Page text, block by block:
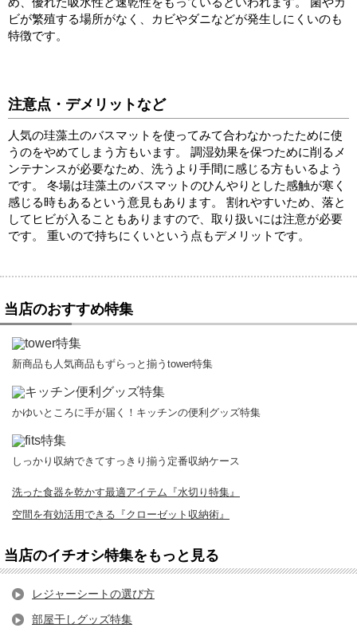
ビが繁殖する場所がなく、カビやダニなどが発生しにくいのも
特徴です。
注意点・デメリットなど
人気の珪藻土のバスマットを使ってみて合わなかったために使
うのをやめてしまう方もいます。
調湿効果を保つために削るメ
ンテナンスが必要なため、洗うより手間に感じる方もいるよう
です。
冬場は珪藻土のバスマットのひんやりとした感触が寒く
感じる時もあるという意見もあります。
割れやすいため、落と
してヒビが入ることもありますので、取り扱いには注意が必要
です。
重いので持ちにくいという点もデメリットです。
当店のおすすめ特集
新商品も人気商品もずらっと揃うtower特集
かゆいところに手が届く！キッチンの便利グッズ特集
しっかり収納できてすっきり揃う定番収納ケース
洗った食器を乾かす最適アイテム『水切り特集』
空間を有効活用できる『クローゼット収納術』
当店のイチオシ特集をもっと見る
レジャーシートの選び方
部屋干しグッズ特集